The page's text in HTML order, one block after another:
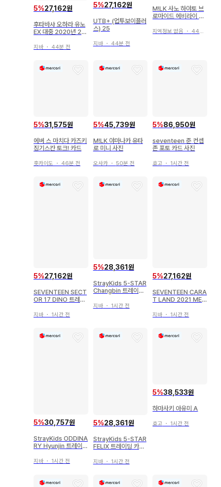
5%27,162원
후타바샤 오하라 유노
EX 대중 2020년 2월
지바 ・ 44분 전
5%27,162원
UTB+ (업투보이플러
스) 25
지바・ 44분 전
M!LK 사노 하야토 브
로마이드 에비라이 브
지역정보 없음 ・ 44분 전
5%31,575원
에버 스 마치다 카즈키
징기스칸 토크! 카드
홋카이도 ・ 46분 전
5%45,739원
M!LK 야마나카 유타
로 미니 사진
오사카・ 50분 전
5%86,950원
seventeen 준 컨셉
존 포토 카드 사진
효고 ・ 1시간 전
5%27,162원
SEVENTEEN SECT
OR 17 DINO 트레이
지바 ・ 1시간 전
5%28,361원
StrayKids 5-STAR
Changbin 트레이딩
지바・ 1시간 전
5%27,162원
SEVENTEEN CARA
T LAND 2021 ME
E8 트레이딩 카드
지바 ・ 1시간 전
5%30,757원
StrayKids ODDINA
RY Hyunjin 트레이딩
지바 ・ 1시간 전
5%28,361원
StrayKids 5-STAR
FELIX 트레이딩 카드
지바・ 1시간 전
5%38,533원
하마사키 아유미 A
효고 ・ 1시간 전